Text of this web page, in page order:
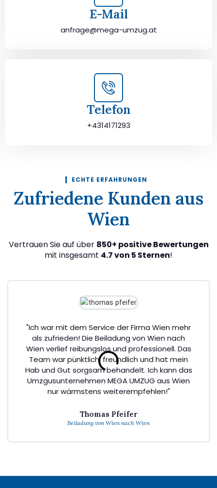
E-Mail
anfrage@mega-umzug.at
Telefon
+4314171293
ECHTE ERFAHRUNGEN
Zufriedene Kunden aus
Wien
Vertrauen Sie auf über 850+ positive Bewertungen
mit insgesamt 4.7 von 5 Sternen!
"Ich war mit dem Service der Firma Wien mehr
als zufrieden! Die Beiladung von Wien nach
Wien verlief reibungslos und professionell. Das
Team war pünktlich, freundlich und hat mein
Hab und Gut sorgsam behandelt. Ich kann das
Umzgusunternehmen MEGA UMZUG aus Wien
nur wärmstens weiterempfehlen!"
Thomas Pfeifer
Beiladung von Wien nach Wien